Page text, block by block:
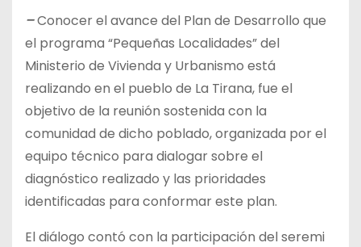
–Conocer el avance del Plan de Desarrollo que
el programa “Pequeñas Localidades” del
Ministerio de Vivienda y Urbanismo está
realizando en el pueblo de La Tirana, fue el
objetivo de la reunión sostenida con la
comunidad de dicho poblado, organizada por el
equipo técnico para dialogar sobre el
diagnóstico realizado y las prioridades
identificadas para conformar este plan.
El diálogo contó con la participación del seremi